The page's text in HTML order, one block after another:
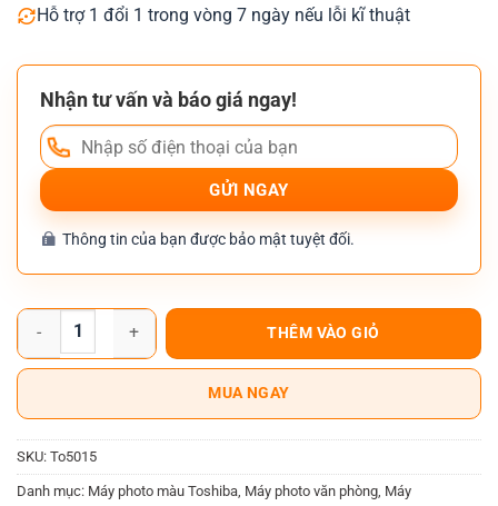
Hỗ trợ 1 đổi 1 trong vòng 7 ngày nếu lỗi kĩ thuật
Nhận tư vấn và báo giá ngay!
Thông tin của bạn được bảo mật tuyệt đối.
Máy photocopy Toshiba 5015AC số lượng
THÊM VÀO GIỎ
MUA NGAY
SKU: To5015
Danh mục: Máy photo màu Toshiba Máy photo văn phòng Máy